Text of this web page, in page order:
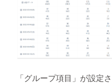
「グループ項目」が設定